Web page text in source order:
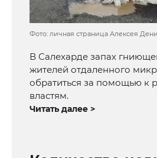
Фото: личная страница Алексея
В Салехарде запах
жителей отдаленного
обратиться за помощью к
властям.
Читать далее >